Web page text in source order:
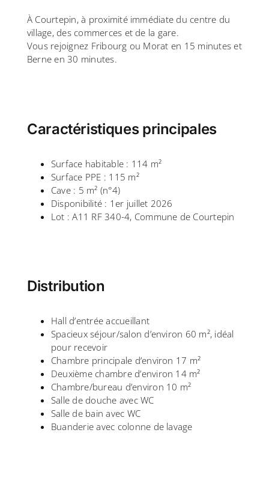
À Courtepin, à proximité immédiate du centre du
village, des commerces et de la gare.
Vous rejoignez Fribourg ou Morat en 15 minutes et
Berne en 30 minutes.
Caractéristiques principales
Surface habitable : 114 m²
Surface PPE : 115 m²
Cave : 5 m² (n°4)
Disponibilité : 1er juillet 2026
Lot : A11 RF 340-4, Commune de Courtepin
Distribution
Hall d’entrée accueillant
Spacieux séjour/salon d’environ 60 m², idéal
pour recevoir
Chambre principale d’environ 17 m²
Deuxième chambre d’environ 14 m²
Chambre/bureau d’environ 10 m²
Salle de douche avec WC
Salle de bain avec WC
Buanderie avec colonne de lavage